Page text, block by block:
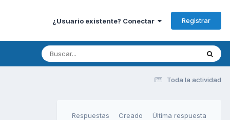
¿Usuario existente? Conectar Registrar
Toda la actividad
Respuestas Creado Última respuesta